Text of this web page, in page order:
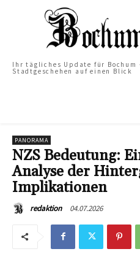
Ihr tägliches Update für
Stadtgeschehen auf einen Blick
PANORAMA
NZS Bedeutung:
Analyse der
Implikationen
redaktion 04.07.2026